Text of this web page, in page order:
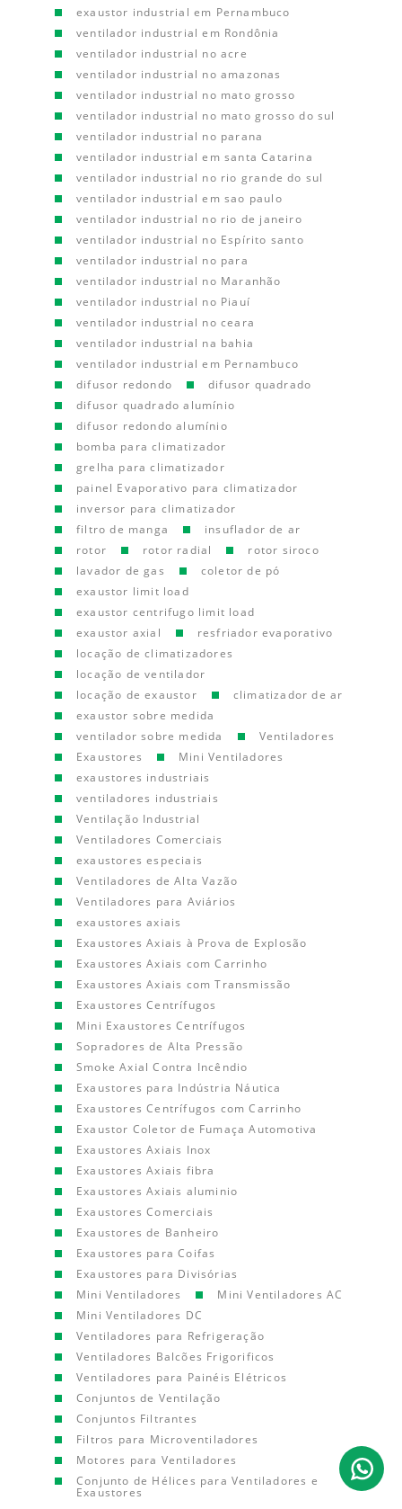
exaustor industrial em Pernambuco
ventilador industrial em Rondônia
ventilador industrial no acre
ventilador industrial no amazonas
ventilador industrial no mato grosso
ventilador industrial no mato grosso do sul
ventilador industrial no parana
ventilador industrial em santa Catarina
ventilador industrial no rio grande do sul
ventilador industrial em sao paulo
ventilador industrial no rio de janeiro
ventilador industrial no Espírito santo
ventilador industrial no para
ventilador industrial no Maranhão
ventilador industrial no Piauí
ventilador industrial no ceara
ventilador industrial na bahia
ventilador industrial em Pernambuco
difusor redondo
difusor quadrado
difusor quadrado alumínio
difusor redondo alumínio
bomba para climatizador
grelha para climatizador
painel Evaporativo para climatizador
inversor para climatizador
filtro de manga
insuflador de ar
rotor
rotor radial
rotor siroco
lavador de gas
coletor de pó
exaustor limit load
exaustor centrifugo limit load
exaustor axial
resfriador evaporativo
locação de climatizadores
locação de ventilador
locação de exaustor
climatizador de ar
exaustor sobre medida
ventilador sobre medida
Ventiladores
Exaustores
Mini Ventiladores
exaustores industriais
ventiladores industriais
Ventilação Industrial
Ventiladores Comerciais
exaustores especiais
Ventiladores de Alta Vazão
Ventiladores para Aviários
exaustores axiais
Exaustores Axiais à Prova de Explosão
Exaustores Axiais com Carrinho
Exaustores Axiais com Transmissão
Exaustores Centrífugos
Mini Exaustores Centrífugos
Sopradores de Alta Pressão
Smoke Axial Contra Incêndio
Exaustores para Indústria Náutica
Exaustores Centrífugos com Carrinho
Exaustor Coletor de Fumaça Automotiva
Exaustores Axiais Inox
Exaustores Axiais fibra
Exaustores Axiais aluminio
Exaustores Comerciais
Exaustores de Banheiro
Exaustores para Coifas
Exaustores para Divisórias
Mini Ventiladores
Mini Ventiladores AC
Mini Ventiladores DC
Ventiladores para Refrigeração
Ventiladores Balcões Frigorificos
Ventiladores para Painéis Elétricos
Conjuntos de Ventilação
Conjuntos Filtrantes
Filtros para Microventiladores
Motores para Ventiladores
Conjunto de Hélices para Ventiladores e
Exaustores